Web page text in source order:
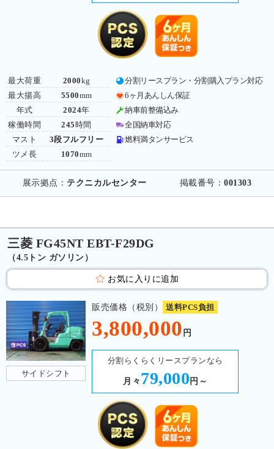
最大荷重
最大揚高
年式
稼働時間
マスト
ツメ長
2000kg
5500mm
2024年
245 時間
3段フルフリー
1070mm
分割リースプラン・分割購入プラン対応
6ヶ月あんしん保証
納車前整備込み
全国納車対応
燃料満タンサービス
展示拠点： テクニカルセンター 掲載番号：001303
三菱 FG45NT EBT-F29DG
（4.5トン ガソリン）
お気に入りに追加
サイドシフト
販売価格（税別） 送料PCS負担
3,800,000 円
分割らくらくリースプランなら
月々 79,000 円～